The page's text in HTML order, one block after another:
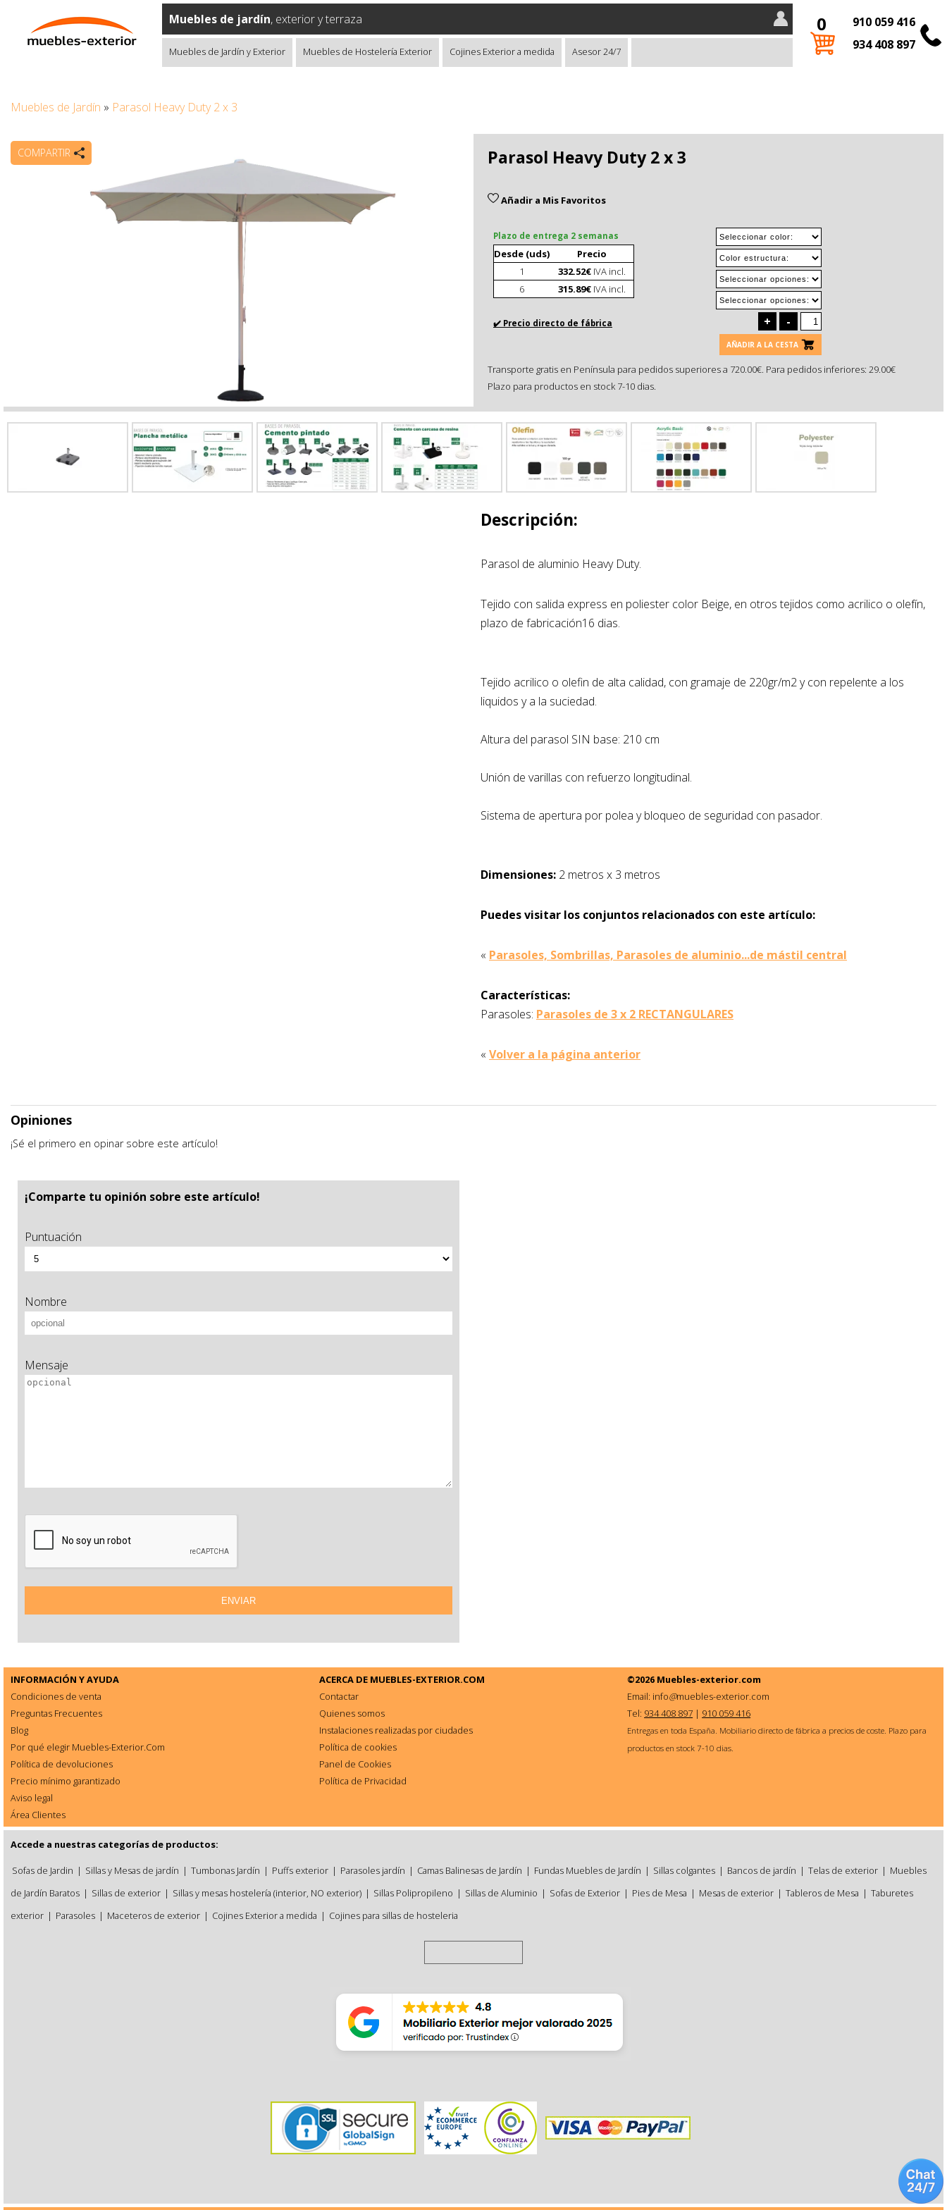
910 059 416
934 408 897
0
Muebles de jardín, exterior y terraza
Muebles de Jardín y Exterior Muebles de Hostelería Exterior Cojines Exterior a medida Asesor 24/7
Muebles de Jardín » Parasol Heavy Duty 2 x 3
COMPARTIR Parasol Heavy Duty 2 x 3
Añadir a Mis Favoritos
Plazo de entrega 2 semanas
Desde (uds)
Precio
1
332.52€IVA incl.
6
315.89€IVA incl.
✔️ Precio directo de fábrica + -
AÑADIR A LA CESTA
Transporte gratis en Península para pedidos superiores a 720.00€. Para pedidos inferiores: 29.00€
Plazo para productos en stock 7-10 dias.
Descripción:
Parasol de aluminio Heavy Duty.
Tejido con salida express en poliester color Beige, en otros tejidos como acrilico o olefín,
plazo de fabricación16 dias.
Tejido acrilico o olefin de alta calidad, con gramaje de 220gr/m2 y con repelente a los
liquidos y a la suciedad.
Altura del parasol SIN base: 210 cm
Unión de varillas con refuerzo longitudinal.
Sistema de apertura por polea y bloqueo de seguridad con pasador.
Dimensiones: 2 metros x 3 metros
Puedes visitar los conjuntos relacionados con este artículo:
« Parasoles, Sombrillas, Parasoles de aluminio...de mástil central
Características:
Parasoles: Parasoles de 3 x 2 RECTANGULARES
« Volver a la página anterior
Opiniones
¡Sé el primero en opinar sobre este artículo!
¡Comparte tu opinión sobre este artículo!
Puntuación
Nombre
Mensaje
INFORMACIÓN Y AYUDA
Condiciones de venta
Preguntas Frecuentes
Blog
Por qué elegir Muebles-Exterior.Com
Política de devoluciones
Precio mínimo garantizado
Aviso legal
Área Clientes
ACERCA DE MUEBLES-EXTERIOR.COM
Contactar
Quienes somos
Instalaciones realizadas por ciudades
Política de cookies
Panel de Cookies
Política de Privacidad
©2026 Muebles-exterior.com
Email: info@muebles-exterior.com
Tel: 934 408 897 | 910 059 416
Entregas en toda España. Mobiliario directo de fábrica a precios de coste. Plazo para
productos en stock 7-10 dias.
Accede a nuestras categorías de productos:
Sofas de Jardin | Sillas y Mesas de jardín | Tumbonas Jardín | Puffs exterior | Parasoles jardín | Camas Balinesas de Jardín | Fundas Muebles de Jardín | Sillas colgantes | Bancos de jardín | Telas de exterior | Muebles
de Jardín Baratos | Sillas de exterior | Sillas y mesas hostelería (interior, NO exterior) | Sillas Polipropileno | Sillas de Aluminio | Sofas de Exterior | Pies de Mesa | Mesas de exterior | Tableros de Mesa | Taburetes
exterior | Parasoles | Maceteros de exterior | Cojines Exterior a medida | Cojines para sillas de hosteleria